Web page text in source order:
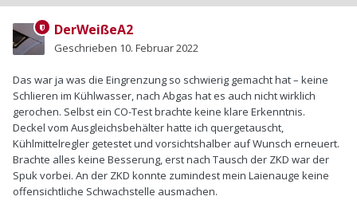
DerWeißeA2
Geschrieben 10. Februar 2022
Das war ja was die Eingrenzung so schwierig gemacht hat – keine
Schlieren im Kühlwasser, nach Abgas hat es auch nicht wirklich
gerochen. Selbst ein CO-Test brachte keine klare Erkenntnis.
Deckel vom Ausgleichsbehälter hatte ich quergetauscht,
Kühlmittelregler getestet und vorsichtshalber auf Wunsch erneuert.
Brachte alles keine Besserung, erst nach Tausch der ZKD war der
Spuk vorbei. An der ZKD konnte zumindest mein Laienauge keine
offensichtliche Schwachstelle ausmachen.